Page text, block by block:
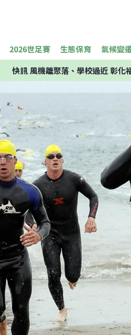
2026世足賽 生態保育 氣候變
快訊風機離聚落、學校過近 彰化